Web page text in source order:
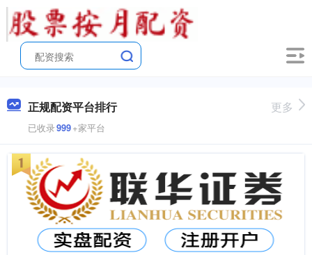
正规配资平台排行
已收录999+家平台
更多